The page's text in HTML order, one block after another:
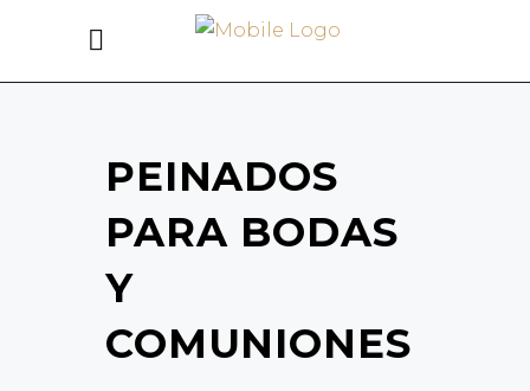
PEINADOS
PARA BODAS
Y
COMUNIONES